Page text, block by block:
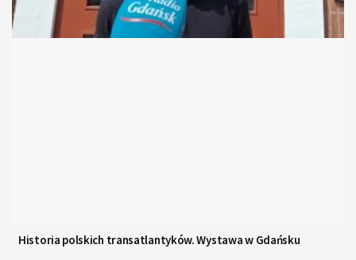
Historia polskich transatlantyków. Wystawa w Gdańsku